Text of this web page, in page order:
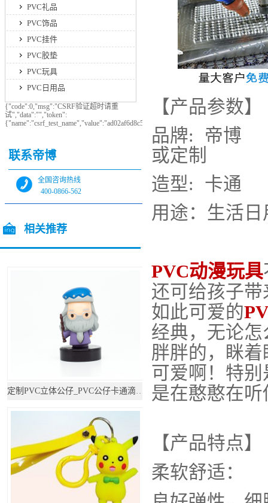
【产品参数】
品牌:
或定制
造型: 卡
用途：生活
PVC动漫玩具
还可给孩子
如此可爱的
经典，无论
胖胖的，眯
可爱啊！特
是在憨憨在
【产品特点】
柔软舒适：
PVC礼品
PVC饰品
PVC挂件
PVC胶垫
PVC玩具
PVC日用品
{"code":0,"msg":"CSRF验证超时请重
试","data":"","token":
{"name":"csrf_test_name","value":"ad02af6d8c50e65ebe347b41b9403e03"}}
联系帝博
全国咨询热线
400-0866-562
13544717448
相关推荐
定制PVC立体公仔_PVC公仔卡通滴胶摆件